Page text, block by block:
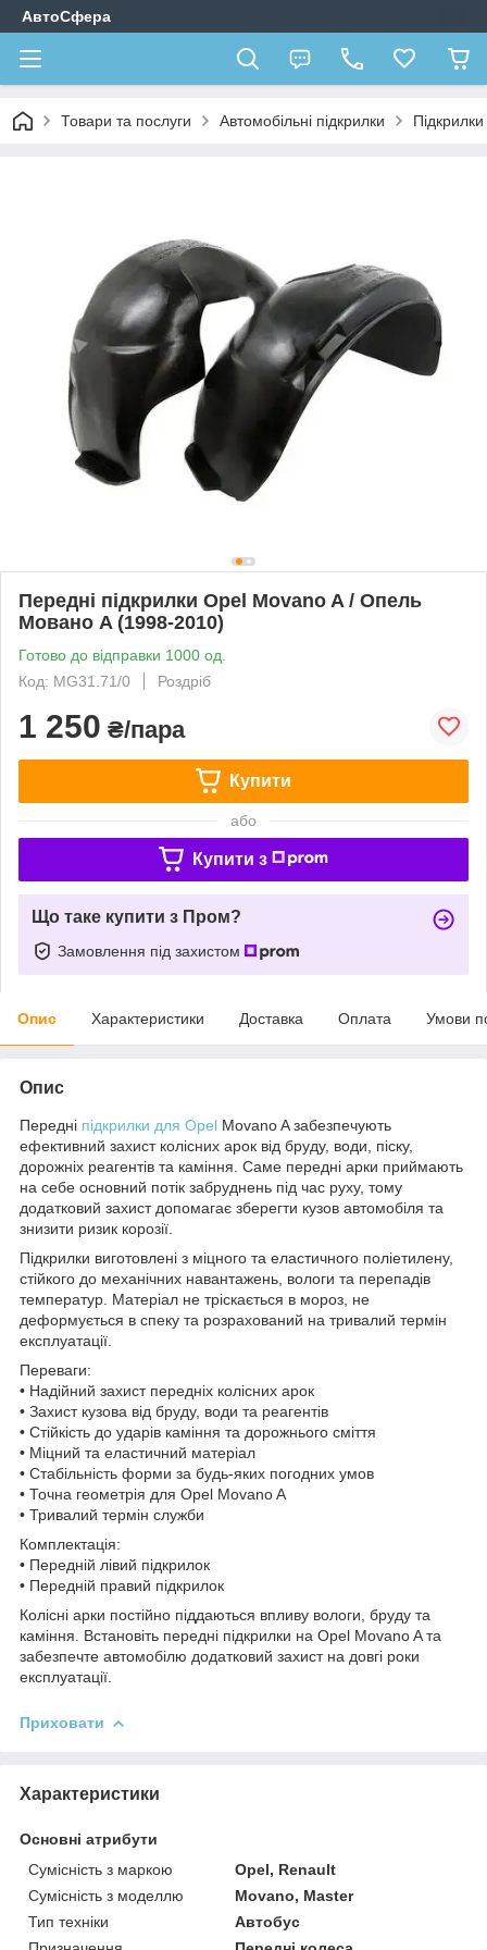
АвтоСфера
Товари та послуги Автомобільні підкрилки
Передні підкрилки Opel Movano A / Опель
Мовано A (1998-2010)
Готово до відправки 1000 од.
Код: MG31.71/0
Роздріб
1 250 ₴/пара
Купити
або
Купити з
Що таке купити з Пром?
Замовлення під захистом
Опис Характеристики Доставка Оплата Умови
Опис
Передні підкрилки для Opel Movano A забезпечують
ефективний захист колісних арок від бруду, води, піску,
дорожніх реагентів та каміння. Саме передні арки приймають
на себе основний потік забруднень під час руху, тому
додатковий захист допомагає зберегти кузов автомобіля та
знизити ризик корозії.
Підкрилки виготовлені з міцного та еластичного поліетилену,
стійкого до механічних навантажень, вологи та перепадів
температур. Матеріал не тріскається в мороз, не
деформується в спеку та розрахований на тривалий термін
експлуатації.
Переваги:
• Надійний захист передніх колісних арок
• Захист кузова від бруду, води та реагентів
• Стійкість до ударів каміння та дорожнього сміття
• Міцний та еластичний матеріал
• Стабільність форми за будь-яких погодних умов
• Точна геометрія для Opel Movano A
• Тривалий термін служби
Комплектація:
• Передній лівий підкрилок
• Передній правий підкрилок
Колісні арки постійно піддаються впливу вологи, бруду та
каміння. Встановіть передні підкрилки на Opel Movano A та
забезпечте автомобілю додатковий захист на довгі роки
експлуатації.
Приховати
Характеристики
Основні атрибути
Сумісність з маркою
Opel, Renault
Сумісність з моделлю
Movano, Master
Тип техніки
Автобус